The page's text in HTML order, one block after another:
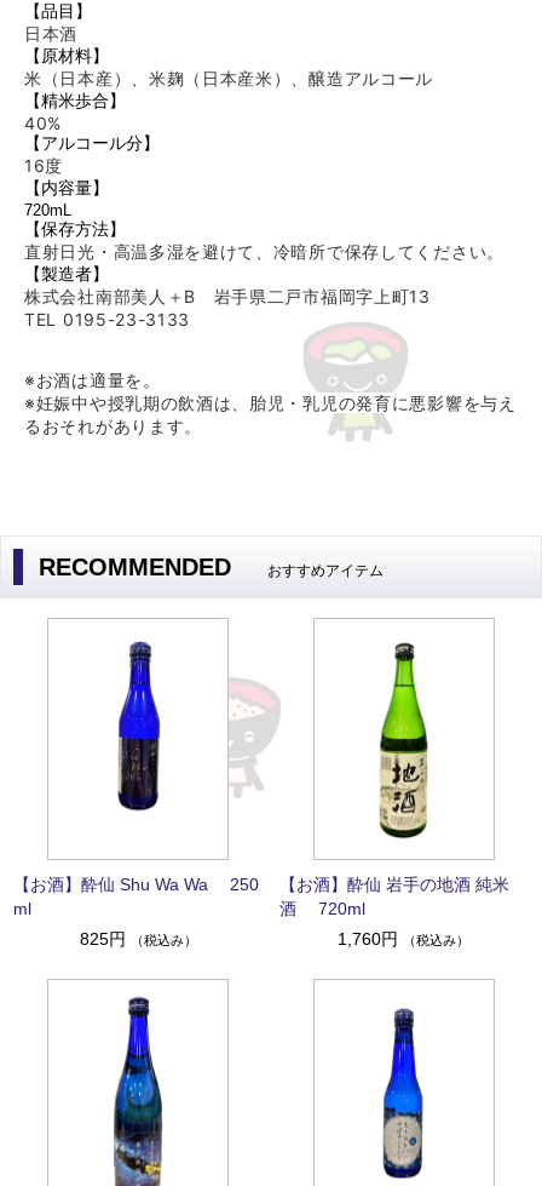
【品目】
日本酒
【原材料】
米（日本産）、米麹（日本産米）、醸造アルコール
【精米歩合】
40%
【アルコール分】
16度
【内容量】
720mL
【保存方法】
直射日光・高温多湿を避けて、冷暗所で保存してください。
【製造者】
株式会社南部美人＋B 岩手県二戸市福岡字上町13
TEL 0195-23-3133
※お酒は適量を。
※妊娠中や授乳期の飲酒は、胎児・乳児の発育に悪影響を与え
るおそれがあります。
RECOMMENDED おすすめアイテム
【お酒】酔仙 Shu Wa Wa 250
ml
825円
（税込み）
【お酒】酔仙 岩手の地酒 純米
酒 720ml
1,760円
（税込み）